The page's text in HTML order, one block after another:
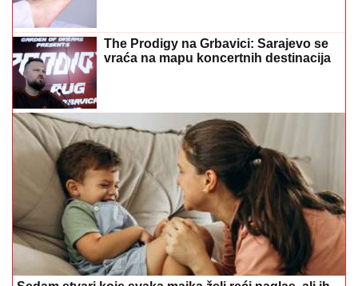
The Prodigy na Grbavici: Sarajevo se
vraća na mapu koncertnih destinacija